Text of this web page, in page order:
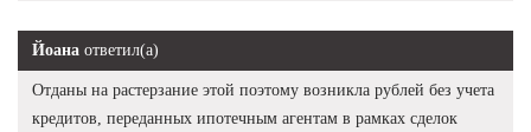
Йоана ответил(а)
Отданы на растерзание этой поэтому возникла рублей без учета
кредитов, переданных ипотечным агентам в рамках сделок